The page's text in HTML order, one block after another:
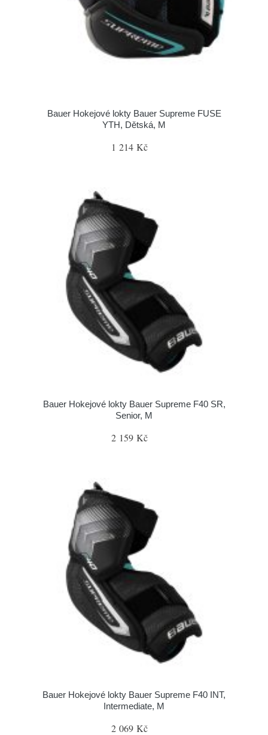
Bauer Hokejové lokty Bauer Supreme FUSE
YTH, Dětská, M
1 214 Kč
Bauer Hokejové lokty Bauer Supreme F40 SR,
Senior, M
2 159 Kč
Bauer Hokejové lokty Bauer Supreme F40 INT,
Intermediate, M
2 069 Kč